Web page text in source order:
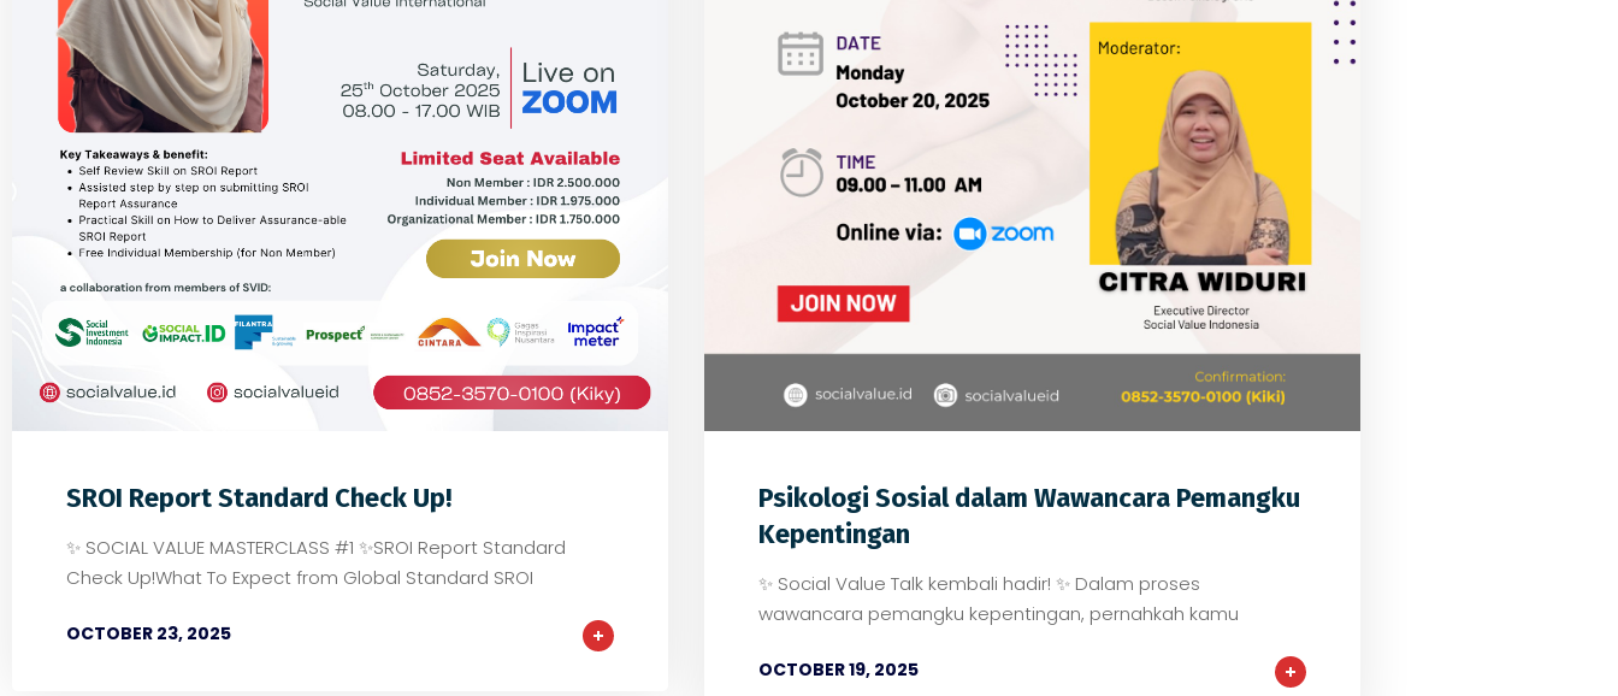
0 0
SROI Report Standard Check Up!
✨ SOCIAL VALUE MASTERCLASS #1 ✨SROI Report Standard
Check Up!What To Expect from Global Standard SROI
OCTOBER 23, 2025
0 0
Psikologi Sosial dalam Wawancara Pemangku
Kepentingan
✨ Social Value Talk kembali hadir! ✨ Dalam proses
wawancara pemangku kepentingan, pernahkah kamu
OCTOBER 19, 2025